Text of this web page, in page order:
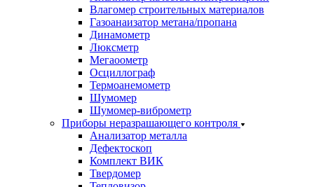
Влагомер строительных материалов
Газоанаизатор метана/пропана
Динамометр
Люксметр
Мегаоометр
Осциллограф
Термоанемометр
Шумомер
Шумомер-виброметр
Приборы неразрашающего контроля
Анализатор металла
Дефектоскоп
Комплект ВИК
Твердомер